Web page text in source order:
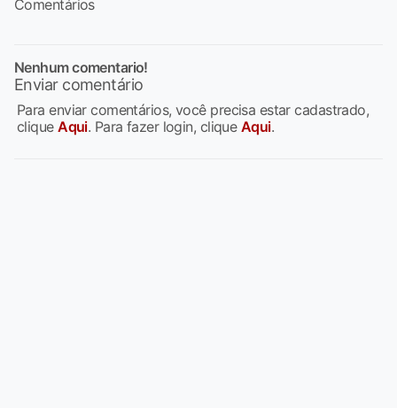
Comentários
Nenhum comentario!
Enviar comentário
Para enviar comentários, você precisa estar cadastrado,
cliqueAqui. Para fazer login, clique Aqui.